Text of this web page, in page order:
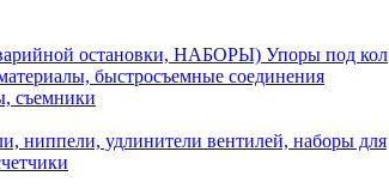
остановки, НАБОРЫ) Упоры под кол
быстросъемные соединения
съемники
ниппели, удлинители вентилей, наборы для